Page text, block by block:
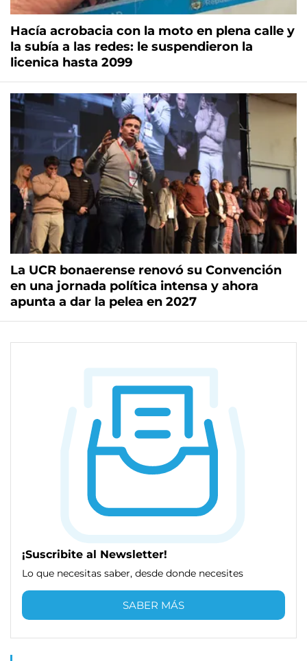
Hacía acrobacia con la moto en plena calle y
la subía a las redes: le suspendieron la
licenica hasta 2099
La UCR bonaerense renovó su Convención
en una jornada política intensa y ahora
apunta a dar la pelea en 2027
¡Suscribite al Newsletter!
Lo que necesitas saber, desde donde necesites
SABER MÁS